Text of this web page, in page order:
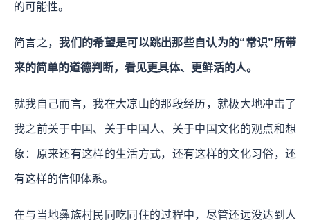
的可能性。
简言之，我们的希望是可以跳出那些自认为的“常识”所带
来的简单的道德判断，看见更具体、更鲜活的人。
就我自己而言，我在大凉山的那段经历，就极大地冲击了
我之前关于中国、关于中国人、关于中国文化的观点和想
象：原来还有这样的生活方式，还有这样的文化习俗，还
有这样的信仰体系。
在与当地彝族村民同吃同住的过程中，尽管还远没达到人